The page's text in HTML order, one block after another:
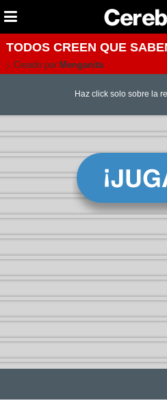
TODOS CREEN QUE
Creado por: Menganita
Haz click solo sobre la